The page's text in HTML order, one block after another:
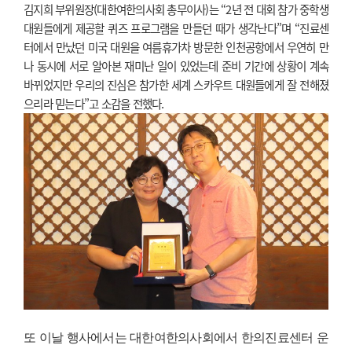
김지희 부위원장(대한여한의사회 총무이사)는 “2년 전 대회 참가 중학생
대원들에게 제공할 퀴즈 프로그램을 만들던 때가 생각난다”며 “진료센
터에서 만났던 미국 대원을 여름휴가차 방문한 인천공항에서 우연히 만
나 동시에 서로 알아본 재미난 일이 있었는데 준비 기간에 상황이 계속
바뀌었지만 우리의 진심은 참가한 세계 스카우트 대원들에게 잘 전해졌
으리라 믿는다”고 소감을 전했다.
또 이날 행사에서는 대한여한의사회에서 한의진료센터 운